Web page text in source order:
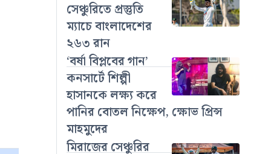
সেঞ্চুরিতে প্রস্তুতি
ম্যাচে বাংলাদেশের
২৬৩ রান
‘বর্ষা বিপ্লবের গান’
কনসার্টে শিল্পী
হাসানকে লক্ষ্য করে
পানির বোতল নিক্ষেপ, ক্ষোভ প্রিন্স
মাহমুদের
মিরাজের সেঞ্চুরির